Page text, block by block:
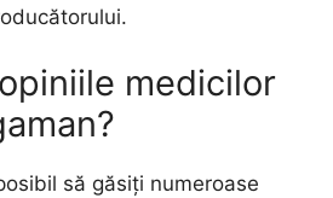
medicilor
să găsiți numeroase